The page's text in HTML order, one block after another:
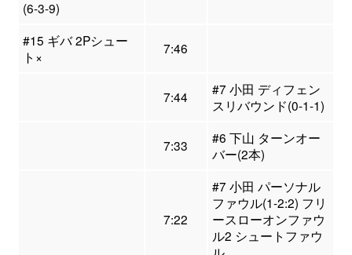
(6-3-9)
#15 ギバ 2Pシュー
ト×
7:46
7:44
#7 小田 ディフェン
スリバウンド(0-1-1)
7:33
#6 下山 ターンオー
バー(2本)
7:22
#7 小田 パーソナル
ファウル(1-2:2) フリ
ースローオンファウ
ル2 シュートファウ